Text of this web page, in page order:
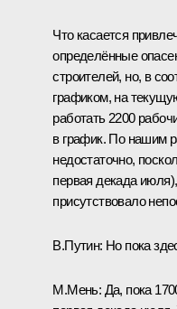
Что касается
определённые
строителей, но, в
графиком, на
работать 2200
в график. По нашим
недостаточно,
первая декада
присутствовало
В.Путин: Но пока
М.Мень: Да, пока